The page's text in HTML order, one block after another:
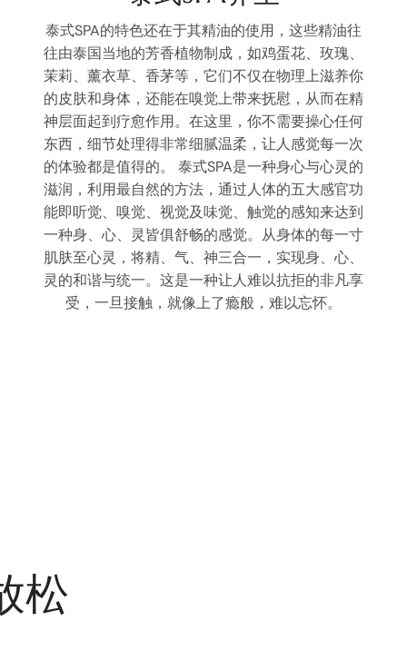
这些精油往
花、玫瑰、
理上滋养你
，从而在精
要操心任何
感觉每一次
心与心灵的
五大感官功
感知来达到
体的每一寸
现身、心、
拒的非凡享
茶道香道，是东方文化中两颗璀璨的
仅是一种生活艺术，更是一种精神修
茶室中，茶道以其独特的仪式感，引
个宁静而深邃的世界。茶香袅袅，伴
腻的动作，从温杯、洗茶、泡茶到品
充满了对茶的尊重与对自然的感悟。
品饮一杯茶那么简单，它是一种通
灵、感悟生命的方式。茶道与香道的
对生活品质的追求，是一种对自然之
们让我们在品茶闻香中，体验到一种
神享受。在茶与香的交融中，我们
的甘甜与香的清新，更感受到了一种
生命的智慧。这是一种让人心灵得到
松